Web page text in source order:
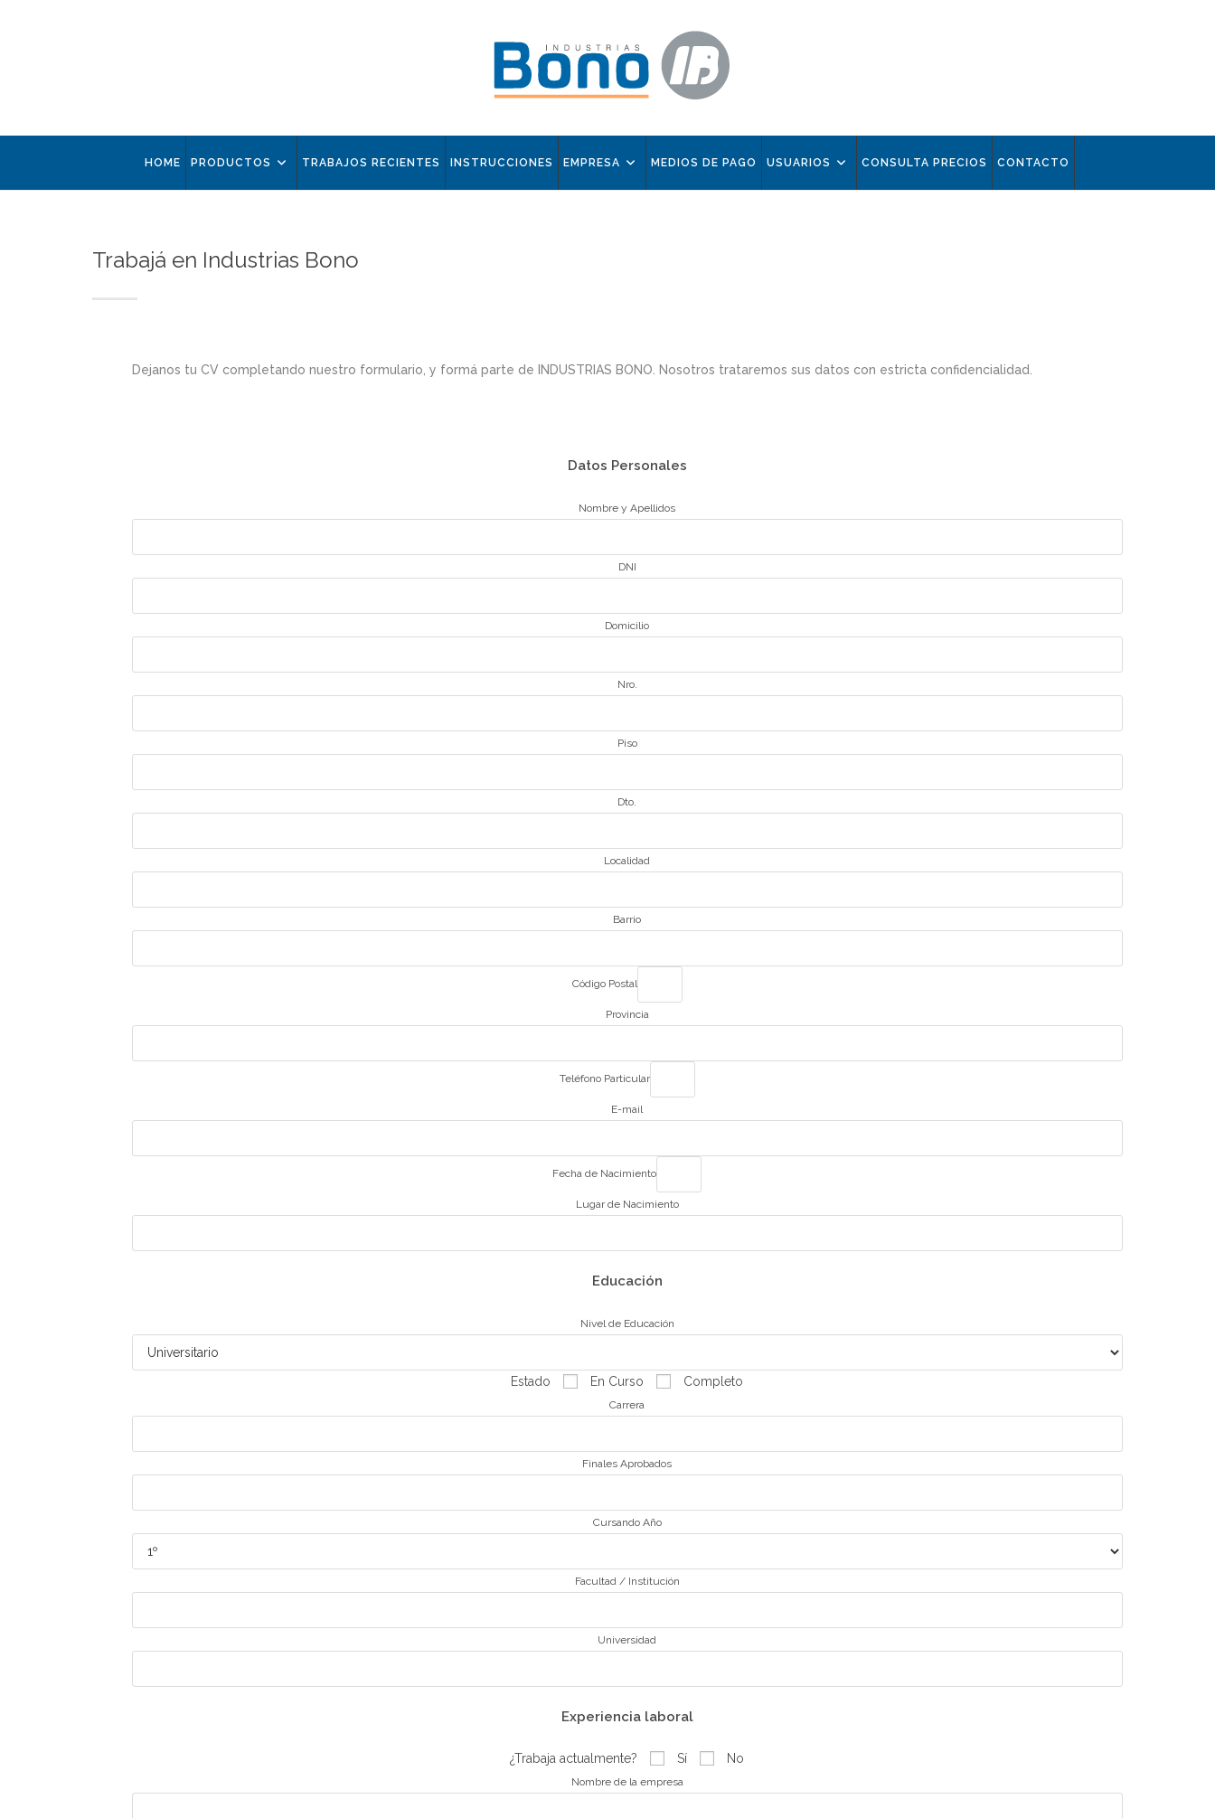
HOME PRODUCTOS TRABAJOS RECIENTES INSTRUCCIONES EMPRESA MEDIOS DE PAGO USUARIOS CONSULTA PRECIOS CONTACTO
Trabajá en Industrias Bono
Dejanos tu CV completando nuestro formulario, y formá parte de INDUSTRIAS BONO. Nosotros trataremos sus datos con estricta confidencialidad.
Datos Personales
Nombre y Apellidos
DNI
Domicilio
Nro.
Piso
Dto.
Localidad
Barrio
Código Postal
Provincia
Teléfono Particular
E-mail
Fecha de Nacimiento
Lugar de Nacimiento
Educación
Nivel de Educación
Estado En Curso Completo
Carrera
Finales Aprobados
Cursando Año
Facultad / Institución
Universidad
Experiencia laboral
¿Trabaja actualmente? Sí No
Nombre de la empresa